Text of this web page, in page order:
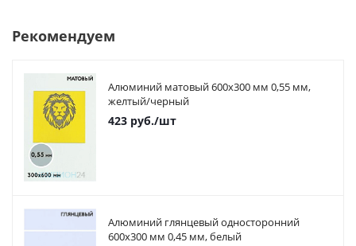
Рекомендуем
Алюминий матовый 600х300 мм 0,55 мм,
желтый/черный
423 руб./шт
Алюминий глянцевый односторонний
600х300 мм 0,45 мм, белый